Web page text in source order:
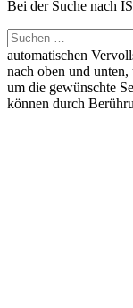
Bei der Suche nach
Suchen
nach:
automatischen
nach oben und
um die gewünschte
können durch